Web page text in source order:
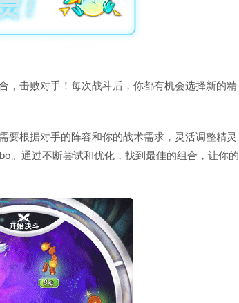
，击败对手！每次战斗后，你都有机会选择新的精
要根据对手的阵容和你的战术需求，灵活调整精灵
。通过不断尝试和优化，找到最佳的组合，让你的